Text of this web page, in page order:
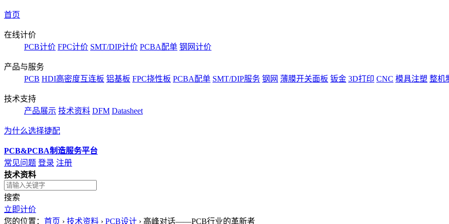
首页
在线计价
PCB计价 FPC计价 SMT/DIP计价 PCBA配单 钢网计价
产品与服务
PCB HDI高密度互连板 铝基板 FPC挠性板 PCBA配单 SMT/DIP服务 钢网 薄膜开关面板 钣金 3D打印 CNC 模具注塑 整机
技术支持
产品展示 技术资料 DFM Datasheet
为什么选择捷配
PCB&PCBA制造服务平台
常见问题 登录 注册
技术资料
搜索
立即计价
您的位置： 首页 › 技术资料 › PCB设计 › 高峰对话——PCB行业的革新者